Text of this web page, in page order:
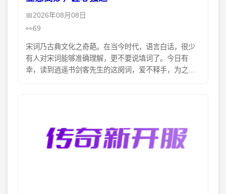
2026年08月08日
69
宋词乃古典文化之奇葩。在当今时代，语言白话，很少
有人对宋词能够准确理解，更不要说填词了。今日有
幸，读到逍遥书剑客先生的这阕词，爱不释手，为之赞